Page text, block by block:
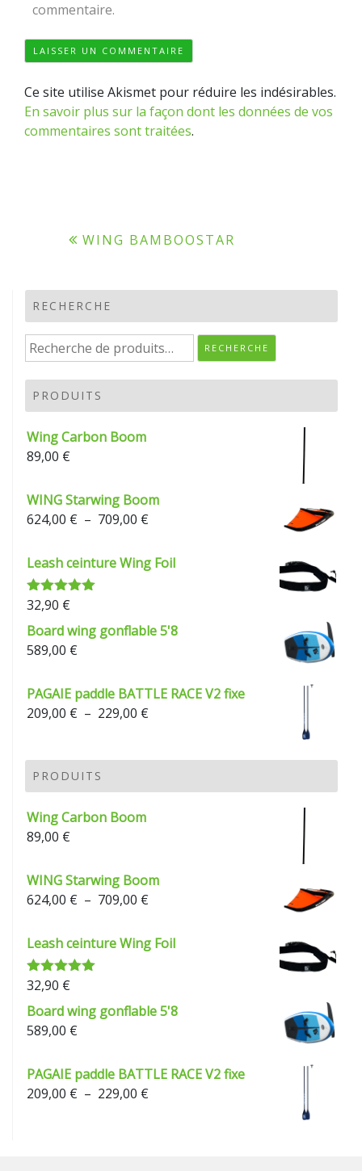
commentaire.
Ce site utilise Akismet pour réduire les indésirables.
En savoir plus sur la façon dont les données de vos
commentaires sont traitées.
Navigation
l’article
WING BAMBOOSTAR
RECHERCHE
Recherche
pour :
RECHERCHE
PRODUITS
Wing Carbon Boom
89,00 €
WING Starwing Boom
624,00 € – 709,00 €
prix :
624,00 €
Leash ceinture Wing Foil
Note 5.00
32,90 €
Board wing gonflable 5'8
589,00 €
PAGAIE paddle BATTLE RACE V2 fixe
209,00 € – 229,00 €
à
PRODUITS
Wing Carbon Boom
89,00 €
WING Starwing Boom
624,00 € – 709,00 €
prix :
624,00 €
Leash ceinture Wing Foil
Note 5.00
32,90 €
Board wing gonflable 5'8
589,00 €
PAGAIE paddle BATTLE RACE V2 fixe
209,00 € – 229,00 €